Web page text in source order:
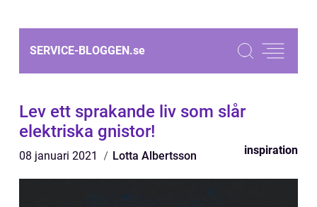
SERVICE-BLOGGEN.se
Lev ett sprakande liv som slår
elektriska gnistor!
08 januari 2021 Lotta Albertsson inspiration